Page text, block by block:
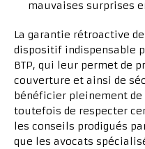
mauvaises surprises
La garantie rétroactive
dispositif indispensable
BTP, qui leur permet de
couverture et ainsi de
bénéficier pleinement
toutefois de respecter
les conseils prodigués
que les avocats